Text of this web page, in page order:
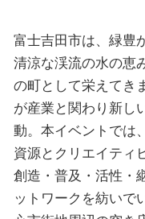
富士吉田市は、緑豊
清涼な渓流の水の恵
の町として栄えてき
が産業と関わり新し
動。本イベントでは
資源とクリエイティ
創造・普及・活性・
ットワークを紡いで